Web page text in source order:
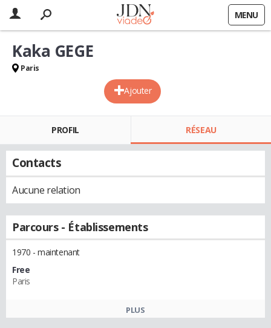
MENU
Ajouter
Kaka GEGE
Paris
PROFIL RÉSEAU
Contacts
Aucune relation
Parcours - Établissements
1970 - maintenant
Free
Paris
PLUS